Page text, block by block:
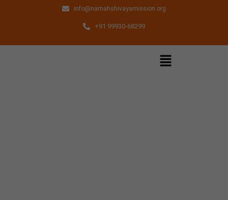
info@namahshivayamission.org
+91 99930-68299